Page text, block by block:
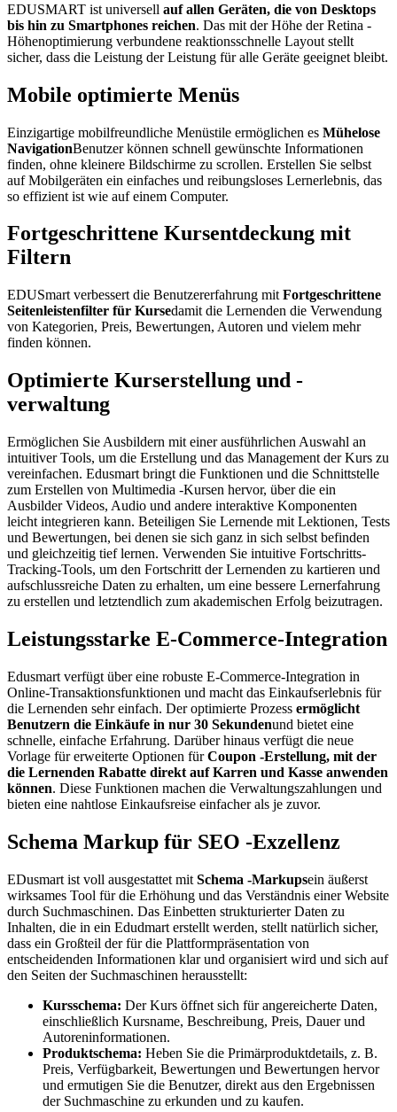
EDUSMART ist universell auf allen Geräten, die von Desktops
bis hin zu Smartphones reichen. Das mit der Höhe der Retina -
Höhenoptimierung verbundene reaktionsschnelle Layout stellt
sicher, dass die Leistung der Leistung für alle Geräte geeignet bleibt.
Mobile optimierte Menüs
Einzigartige mobilfreundliche Menüstile ermöglichen es Mühelose
NavigationBenutzer können schnell gewünschte Informationen
finden, ohne kleinere Bildschirme zu scrollen. Erstellen Sie selbst
auf Mobilgeräten ein einfaches und reibungsloses Lernerlebnis, das
so effizient ist wie auf einem Computer.
Fortgeschrittene Kursentdeckung mit
Filtern
EDUSmart verbessert die Benutzererfahrung mit Fortgeschrittene
Seitenleistenfilter für Kursedamit die Lernenden die Verwendung
von Kategorien, Preis, Bewertungen, Autoren und vielem mehr
finden können.
Optimierte Kurserstellung und -
verwaltung
Ermöglichen Sie Ausbildern mit einer ausführlichen Auswahl an
intuitiver Tools, um die Erstellung und das Management der Kurs zu
vereinfachen. Edusmart bringt die Funktionen und die Schnittstelle
zum Erstellen von Multimedia -Kursen hervor, über die ein
Ausbilder Videos, Audio und andere interaktive Komponenten
leicht integrieren kann. Beteiligen Sie Lernende mit Lektionen, Tests
und Bewertungen, bei denen sie sich ganz in sich selbst befinden
und gleichzeitig tief lernen. Verwenden Sie intuitive Fortschritts-
Tracking-Tools, um den Fortschritt der Lernenden zu kartieren und
aufschlussreiche Daten zu erhalten, um eine bessere Lernerfahrung
zu erstellen und letztendlich zum akademischen Erfolg beizutragen.
Leistungsstarke E-Commerce-Integration
Edusmart verfügt über eine robuste E-Commerce-Integration in
Online-Transaktionsfunktionen und macht das Einkaufserlebnis für
die Lernenden sehr einfach. Der optimierte Prozess ermöglicht
Benutzern die Einkäufe in nur 30 Sekundenund bietet eine
schnelle, einfache Erfahrung. Darüber hinaus verfügt die neue
Vorlage für erweiterte Optionen fürCoupon -Erstellung, mit der
die Lernenden Rabatte direkt auf Karren und Kasse anwenden
können. Diese Funktionen machen die Verwaltungszahlungen und
bieten eine nahtlose Einkaufsreise einfacher als je zuvor.
Schema Markup für SEO -Exzellenz
EDusmart ist voll ausgestattet mit Schema -Markupsein äußerst
wirksames Tool für die Erhöhung und das Verständnis einer Website
durch Suchmaschinen. Das Einbetten strukturierter Daten zu
Inhalten, die in ein Edudmart erstellt werden, stellt natürlich sicher,
dass ein Großteil der für die Plattformpräsentation von
entscheidenden Informationen klar und organisiert wird und sich auf
den Seiten der Suchmaschinen herausstellt:
Kursschema: Der Kurs öffnet sich für angereicherte Daten,
einschließlich Kursname, Beschreibung, Preis, Dauer und
Autoreninformationen.
Produktschema: Heben Sie die Primärproduktdetails, z. B.
Preis, Verfügbarkeit, Bewertungen und Bewertungen hervor
und ermutigen Sie die Benutzer, direkt aus den Ergebnissen
der Suchmaschine zu erkunden und zu kaufen.